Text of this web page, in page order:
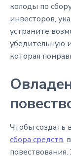
колоды по
инвесторов,
устраните
убедительную
которая
Чтобы создать
сбора средств,